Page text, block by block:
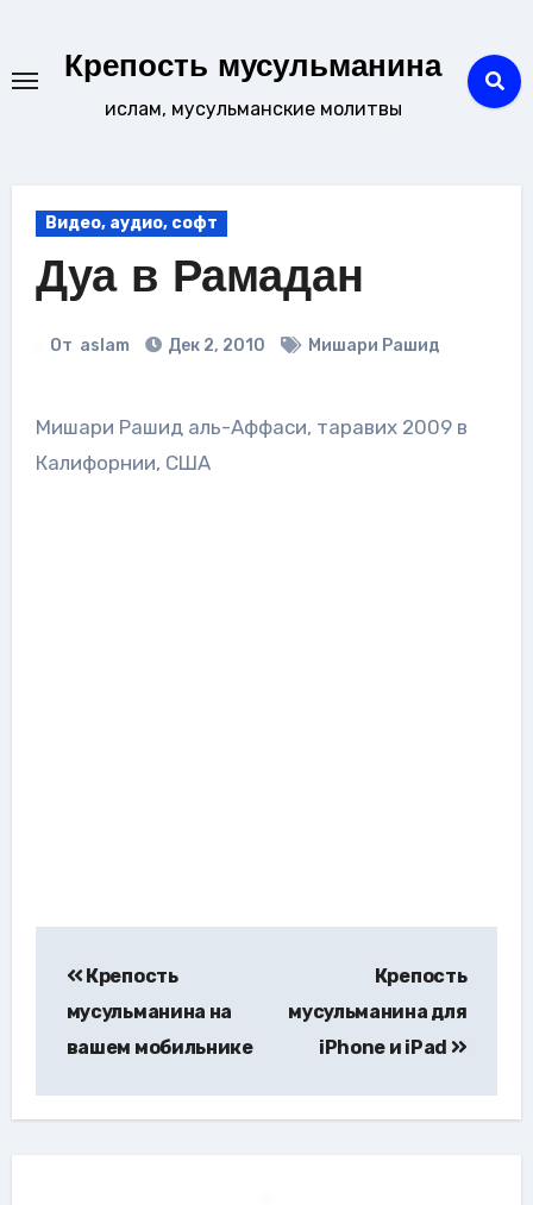
содержаниюКрепость мусульманина
ислам, мусульманские молитвы
Видео, аудио, софт
Дуа в Рамадан
От aslam Дек 2, 2010 Мишари Рашид
Мишари Рашид аль-Аффаси, таравих 2009 в
Калифорнии, США
по
записям
Крепость
мусульманина на
вашем мобильнике
Крепость
мусульманина для
iPhone и iPad